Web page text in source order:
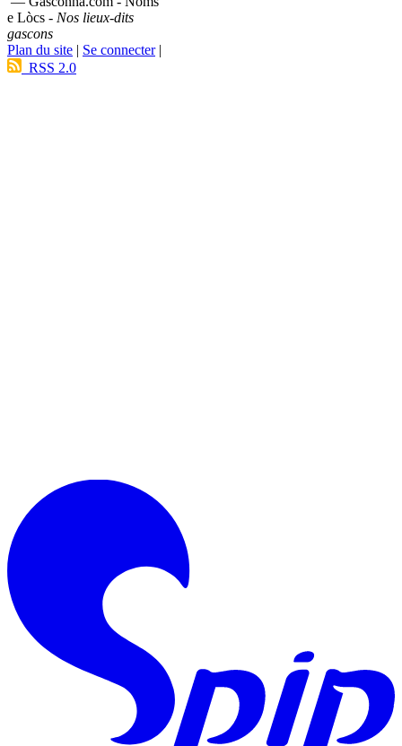
e Lòcs - Nos lieux-dits
gascons
Plan du site | Se connecter|
RSS 2.0